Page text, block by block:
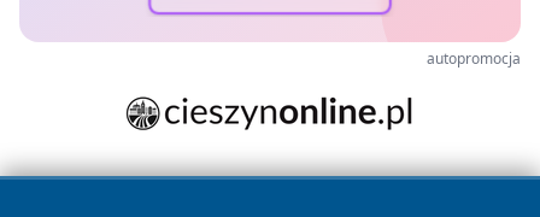
autopromocja